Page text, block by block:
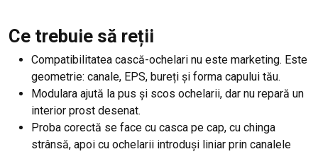
Ce trebuie să reții
Compatibilitatea cască-ochelari nu este marketing. Este
geometrie: canale, EPS, bureți și forma capului tău.
Modulara ajută la pus și scos ochelarii, dar nu repară un
interior prost desenat.
Proba corectă se face cu casca pe cap, cu chinga
strânsă, apoi cu ochelarii introduși liniar prin canalele